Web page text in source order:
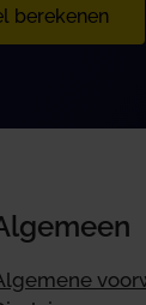
berekenen